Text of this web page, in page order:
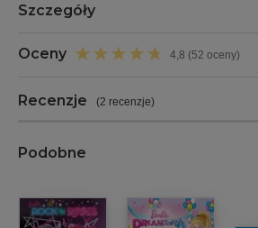
Szczegóły
Oceny 4,8 (52 oceny)
Recenzje (2 recenzje)
Podobne